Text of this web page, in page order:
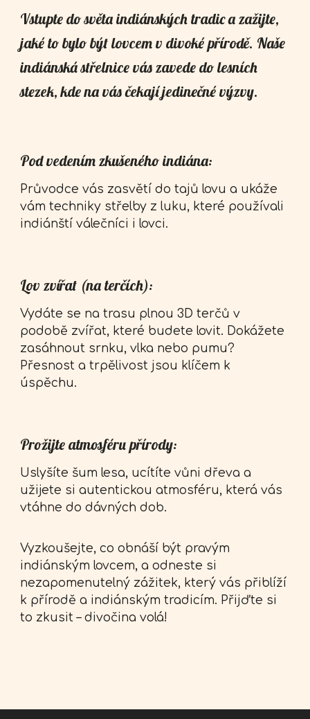
Vstupte do světa indiánských tradic a zažijte,
jaké to bylo být lovcem v divoké přírodě. Naše
indiánská střelnice vás zavede do lesních
stezek, kde na vás čekají jedinečné výzvy.
Pod vedením zkušeného indiána:
Průvodce vás zasvětí do tajů lovu a ukáže
vám techniky střelby z luku, které používali
indiánští válečníci i lovci.
Lov zvířat (na terčích):
Vydáte se na trasu plnou 3D terčů v
podobě zvířat, které budete lovit. Dokážete
zasáhnout srnku, vlka nebo pumu?
Přesnost a trpělivost jsou klíčem k
úspěchu.
Prožijte atmosféru přírody:
Uslyšíte šum lesa, ucítíte vůni dřeva a
užijete si autentickou atmosféru, která vás
vtáhne do dávných dob.
Vyzkoušejte, co obnáší být pravým
indiánským lovcem, a odneste si
nezapomenutelný zážitek, který vás přiblíží
k přírodě a indiánským tradicím. Přijďte si
to zkusit – divočina volá!